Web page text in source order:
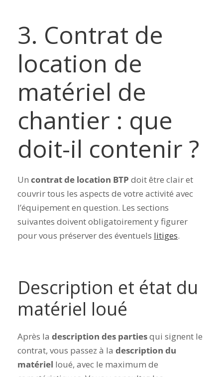
3. Contrat de
location de
matériel de
chantier : que
doit-il contenir ?
Un contrat de location BTP doit être clair et
couvrir tous les aspects de votre activité avec
l’équipement en question. Les sections
suivantes doivent obligatoirement y figurer
pour vous préserver des éventuels litiges.
Description et état du
matériel loué
Après la description des partiesqui signent le
contrat, vous passez à la description du
matériel loué, avec le maximum de